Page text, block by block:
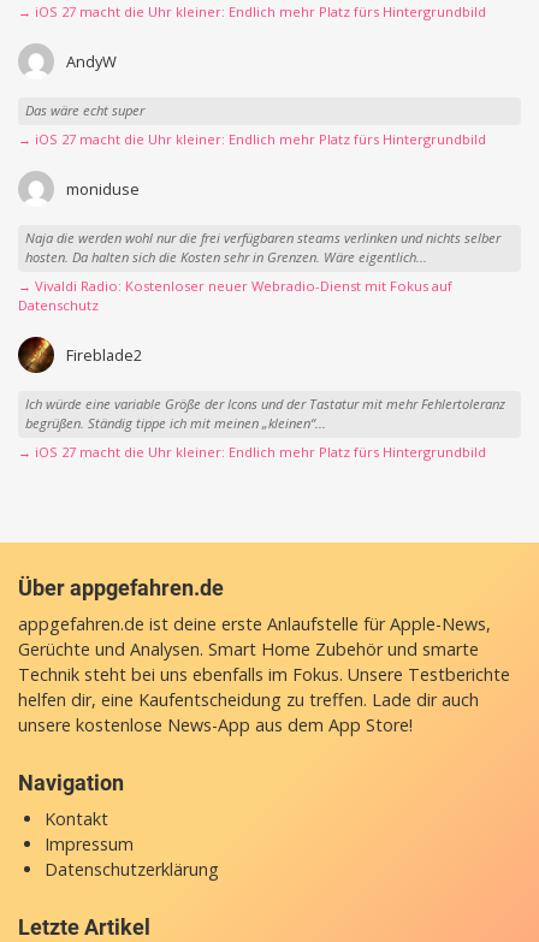
→ iOS 27 macht die Uhr kleiner: Endlich mehr Platz fürs Hintergrundbild
AndyW
Das wäre echt super
→ iOS 27 macht die Uhr kleiner: Endlich mehr Platz fürs Hintergrundbild
moniduse
Naja die werden wohl nur die frei verfügbaren steams verlinken und nichts selber
hosten. Da halten sich die Kosten sehr in Grenzen. Wäre eigentlich...
→ Vivaldi Radio: Kostenloser neuer Webradio-Dienst mit Fokus auf
Datenschutz
Fireblade2
Ich würde eine variable Größe der Icons und der Tastatur mit mehr Fehlertoleranz
begrüßen. Ständig tippe ich mit meinen „kleinen“...
→ iOS 27 macht die Uhr kleiner: Endlich mehr Platz fürs Hintergrundbild
Über appgefahren.de
appgefahren.de ist deine erste Anlaufstelle für Apple-News,
Gerüchte und Analysen. Smart Home Zubehör und smarte
Technik steht bei uns ebenfalls im Fokus. Unsere Testberichte
helfen dir, eine Kaufentscheidung zu treffen. Lade dir auch
unsere kostenlose News-App aus dem App Store!
Navigation
Kontakt
Impressum
Datenschutzerklärung
Letzte Artikel